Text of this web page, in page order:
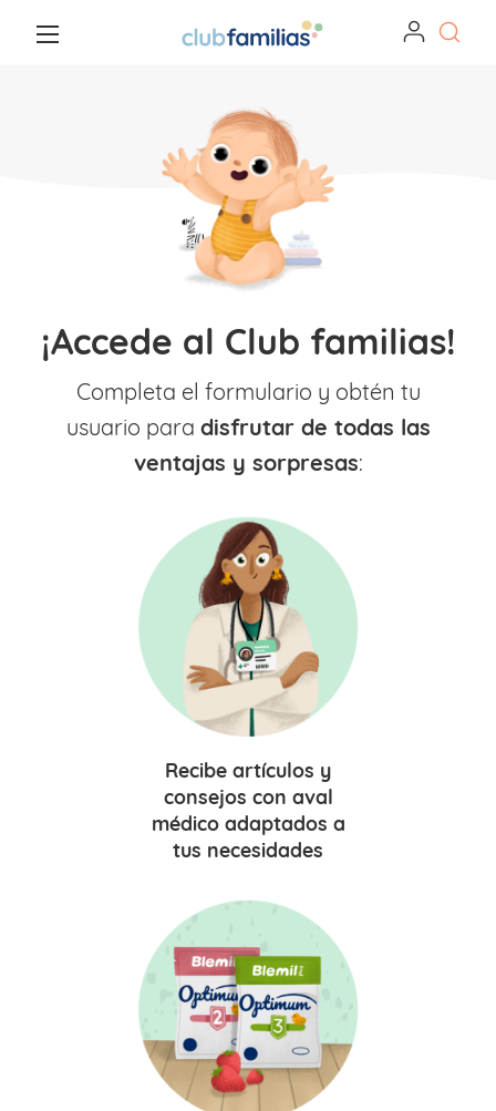
¡Accede al Club familias!
Completa el formulario y obtén tu
usuario para disfrutar de todas las
ventajas y sorpresas:
Recibe artículos y
consejos con aval
médico adaptados a
tus necesidades